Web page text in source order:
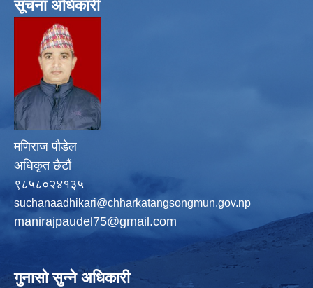
सूचना अधिकारी
मणिराज पौडेल
अधिकृत छैटौं
९८५८०२४१३५
suchanaadhikari@chharkatangsongmun.gov.np
manirajpaudel75@gmail.com
गुनासो सुन्ने अधिकारी